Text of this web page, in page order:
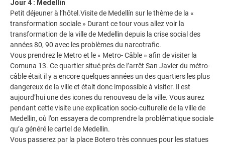
Jour 4 : Medellin
Petit déjeuner à l’hôtel.Visite de Medellín sur le thème de la «
transformation sociale » Durant ce tour vous allez voir la
transformation de la ville de Medellin depuis la crise social des
années 80, 90 avec les problèmes du narcotrafic.
Vous prendrez le Metro et le « Metro- Câble » afin de visiter la
Comuna 13. Ce quartier situé près de l’arrêt San Javier du métro-
câble était il y a encore quelques années un des quartiers les plus
dangereux de la ville et était donc impossible à visiter. Il est
aujourd’hui une des icones du renouveau de la ville. Vous aurez
pendant cette visite une explication socio-culturelle de la ville de
Medellin, où l’on essayera de comprendre la problématique sociale
qu’a généré le cartel de Medellin.
Vous passerez par la place Botero très connues pour les statues